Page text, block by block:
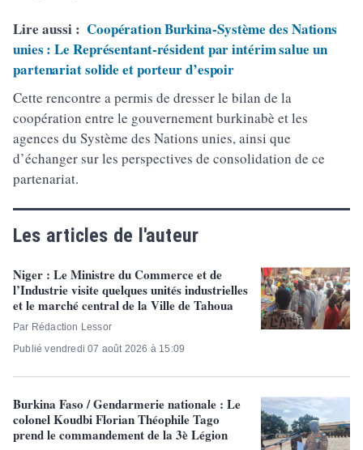
Lire aussi : Coopération Burkina-Système des Nations
unies : Le Représentant-résident par intérim salue un
partenariat solide et porteur d’espoir
Cette rencontre a permis de dresser le bilan de la
coopération entre le gouvernement burkinabè et les
agences du Système des Nations unies, ainsi que
d’échanger sur les perspectives de consolidation de ce
partenariat.
Les articles de l'auteur
Niger : Le Ministre du Commerce et de
l’Industrie visite quelques unités industrielles
et le marché central de la Ville de Tahoua
Par Rédaction Lessor
Publié vendredi 07 août 2026 à 15:09
Burkina Faso / Gendarmerie nationale : Le
colonel Koudbi Florian Théophile Tago
prend le commandement de la 3è Légion